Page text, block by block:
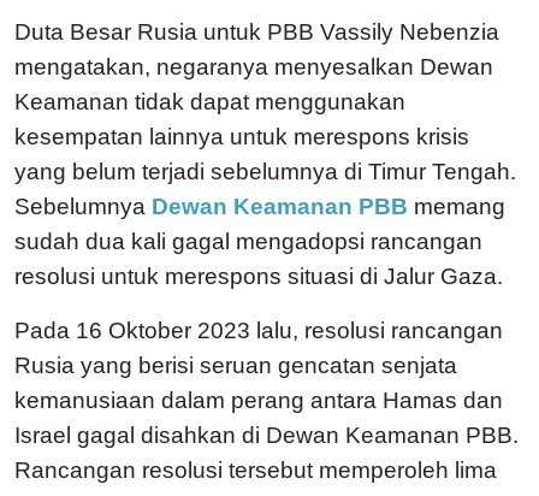
Duta Besar Rusia untuk PBB Vassily Nebenzia
mengatakan, negaranya menyesalkan Dewan
Keamanan tidak dapat menggunakan
kesempatan lainnya untuk merespons krisis
yang belum terjadi sebelumnya di Timur Tengah.
Sebelumnya Dewan Keamanan PBB memang
sudah dua kali gagal mengadopsi rancangan
resolusi untuk merespons situasi di Jalur Gaza.
Pada 16 Oktober 2023 lalu, resolusi rancangan
Rusia yang berisi seruan gencatan senjata
kemanusiaan dalam perang antara Hamas dan
Israel gagal disahkan di Dewan Keamanan PBB.
Rancangan resolusi tersebut memperoleh lima